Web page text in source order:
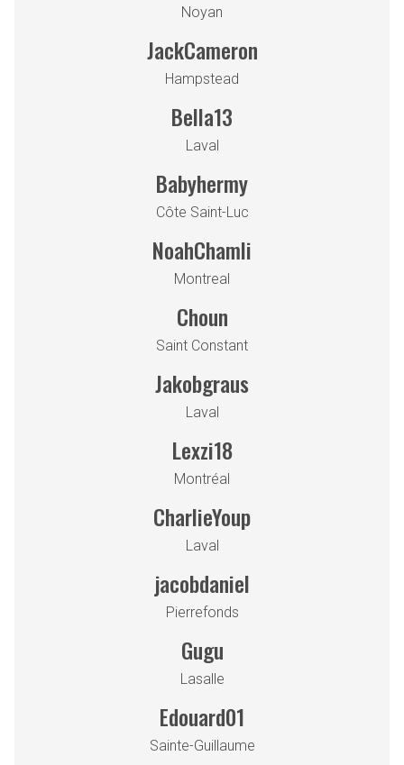
Noyan
JackCameron
Hampstead
Bella13
Laval
Babyhermy
Côte Saint-Luc
NoahChamli
Montreal
Choun
Saint Constant
Jakobgraus
Laval
Lexzi18
Montréal
CharlieYoup
Laval
jacobdaniel
Pierrefonds
Gugu
Lasalle
Edouard01
Sainte-Guillaume